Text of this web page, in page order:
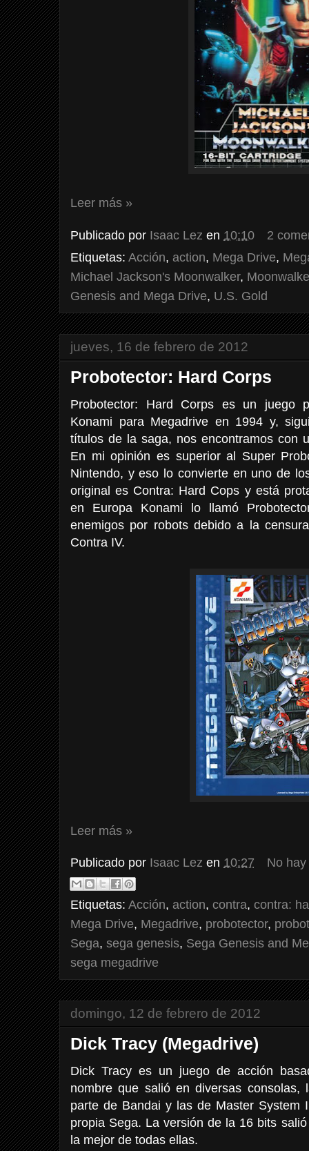
Leer más »
Publicado por Isaac Lez en 10:10
2
Etiquetas: Acción, action, Mega Drive,
Michael Jackson's Moonwalker,
Genesis and Mega Drive, U.S. Gold
jueves, 16 de febrero de 2012
Probotector: Hard Corps
Probotector: Hard Corps es un juego
Konami para Megadrive en 1994 y,
títulos de la saga, nos encontramos con
En mi opinión es superior al Super
Nintendo, y eso lo convierte en uno de
original es Contra: Hard Cops y está
en Europa Konami lo llamó
enemigos por robots debido a la
Contra IV.
Leer más »
Publicado por Isaac Lez en 10:27 No
Etiquetas: Acción, action, contra, contra:
Mega Drive, Megadrive, probotector,
Sega, sega genesis, Sega Genesis and
sega megadrive
domingo, 12 de febrero de 2012
Dick Tracy (Megadrive)
Dick Tracy es un juego de acción
nombre que salió en diversas
parte de Bandai y las de Master System
propia Sega. La versión de la 16 bits
la mejor de todas ellas.